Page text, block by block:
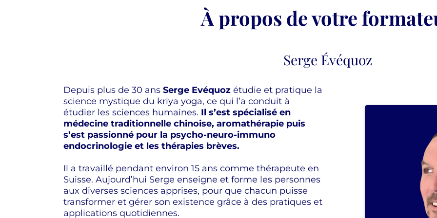
À propos de votre
Serge Évéquoz
Depuis plus de 30 ans Serge Evéquoz étudie et pratique la
science mystique du kriya yoga, ce qui l’a conduit à
étudier les sciences humaines. Il s’est spécialisé en
médecine traditionnelle chinoise, aromathérapie puis
s’est passionné pour la psycho-neuro-immuno
endocrinologie et les thérapies brèves.
Il a travaillé pendant environ 15 ans comme thérapeute en
Suisse. Aujourd’hui Serge enseigne et forme les personnes
aux diverses sciences apprises, pour que chacun puisse
transformer et gérer son existence grâce à des pratiques et
applications quotidiennes.